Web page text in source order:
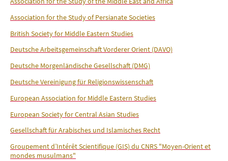
Association for the Study of Persianate Societies
British Society for Middle Eastern Studies
Deutsche Arbeitsgemeinschaft Vorderer Orient (DAVO)
Deutsche Morgenländische Gesellschaft (DMG)
Deutsche Vereinigung für Religionswissenschaft
European Association for Middle Eastern Studies
European Society for Central Asian Studies
Gesellschaft für Arabisches und Islamisches Recht
Groupement d’Intérêt Scientifique (GIS) du CNRS "Moyen-Orient et
mondes musulmans"